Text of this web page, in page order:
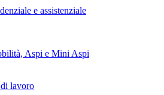
e assistenziale
Aspi e Mini Aspi
lavoro